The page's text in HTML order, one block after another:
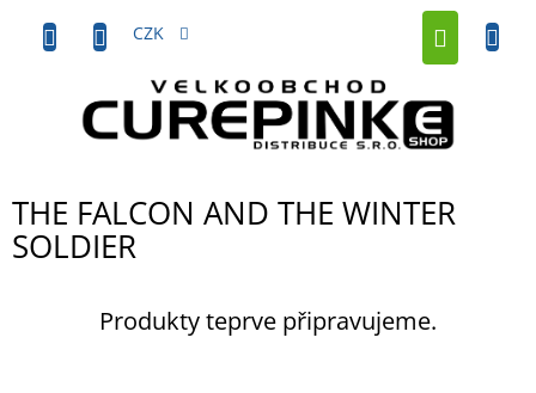
obsah
CZK
THE FALCON AND THE WINTER
SOLDIER
Produkty teprve připravujeme.